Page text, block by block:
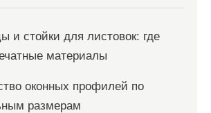
и стойки для листовок: где
материалы
оконных профилей по
размерам